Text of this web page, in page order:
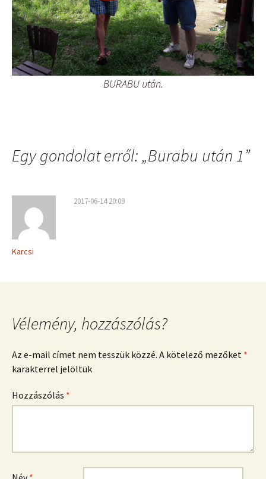
BURABU után.
Egy gondolat erről: „Burabu után 1”
Karcsi
2017-06-14 20:09
Vélemény, hozzászólás?
Az e-mail címet nem tesszük közzé. A kötelező mezőket *
karakterrel jelöltük
Hozzászólás *